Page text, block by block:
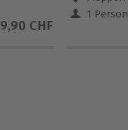
CHF
1 Person